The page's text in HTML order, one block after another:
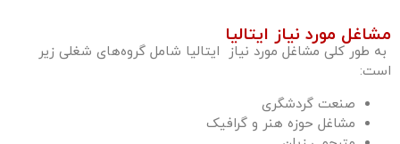
مشاغل مورد نیاز ایتالیا
به طور کلی مشاغل مورد نیاز ایتالیا شامل گروه‌های شغلی زیر
است:
صنعت گردشگری
مشاغل حوزه هنر و گرافیک